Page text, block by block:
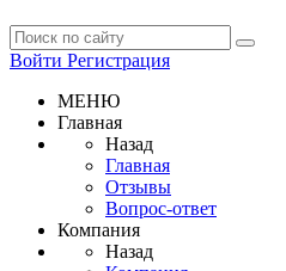
Войти Регистрация
МЕНЮ
Главная
Назад
Главная
Отзывы
Вопрос-ответ
Компания
Назад